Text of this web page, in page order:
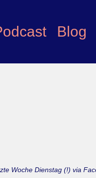
Blog
Woche Dienstag (!) via